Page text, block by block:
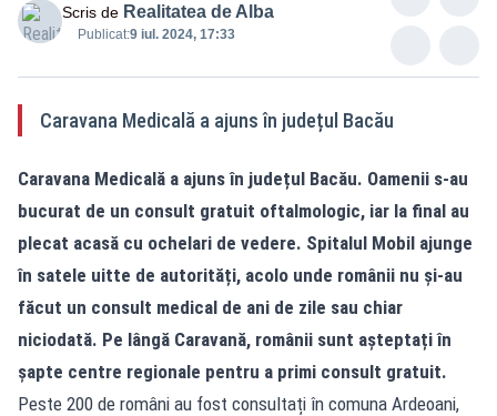
Scris de Realitatea de Alba
Publicat:9 iul. 2024, 17:33
Caravana Medicală a ajuns în județul Bacău
Caravana Medicală a ajuns în județul Bacău. Oamenii s-au
bucurat de un consult gratuit oftalmologic, iar la final au
plecat acasă cu ochelari de vedere. Spitalul Mobil ajunge
în satele uitte de autorități, acolo unde românii nu și-au
făcut un consult medical de ani de zile sau chiar
niciodată. Pe lângă Caravană, românii sunt așteptați în
șapte centre regionale pentru a primi consult gratuit.
Peste 200 de români au fost consultați în comuna Ardeoani,